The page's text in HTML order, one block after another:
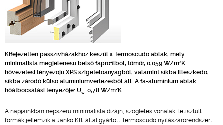
Kifejezetten passzívházakhoz készül a Termoscudo ablak, mely
minimalista megjelenésű belső faprofilból, tömör, 0,059 W/m²K
hővezetési tényezőjű XPS szigetelőanyagból, valamint síkba illeszkedő,
síkba záródó külső alumíniumvértezésből áll. A fa-alumínium ablak
hőátbocsátási tényezője: Uw=0,78 W/m²K.
A napjainkban népszerű minimalista dizájn, szögletes vonalak, letisztult
formák jellemzik a Jankó Kft. által gyártott Termoscudo nyílászárórendszert,